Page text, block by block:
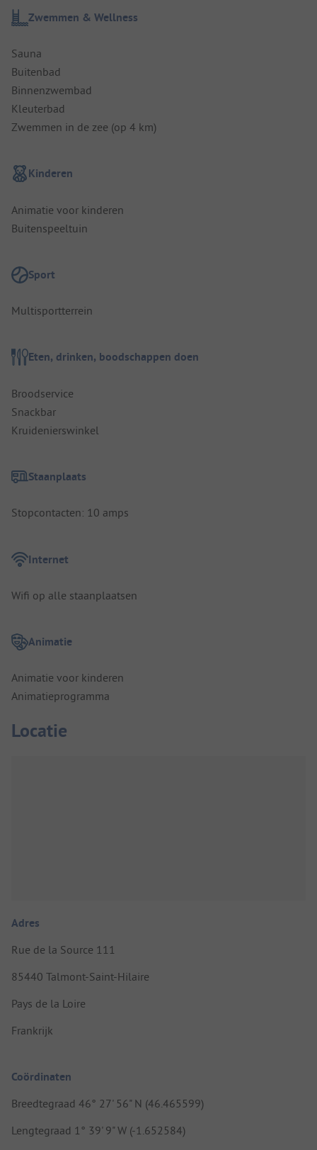
Zwemmen & Wellness
Sauna
Buitenbad
Binnenzwembad
Kleuterbad
Zwemmen in de zee (op 4 km)
Kinderen
Animatie voor kinderen
Buitenspeeltuin
Sport
Multisportterrein
Eten, drinken, boodschappen doen
Broodservice
Snackbar
Kruidenierswinkel
Staanplaats
Stopcontacten: 10 amps
Internet
Wifi op alle staanplaatsen
Animatie
Animatie voor kinderen
Animatieprogramma
Locatie
Adres
Rue de la Source 111
85440 Talmont-Saint-Hilaire
Pays de la Loire
Frankrijk
Coördinaten
Breedtegraad 46° 27' 56" N (46.465599)
Lengtegraad 1° 39' 9" W (-1.652584)